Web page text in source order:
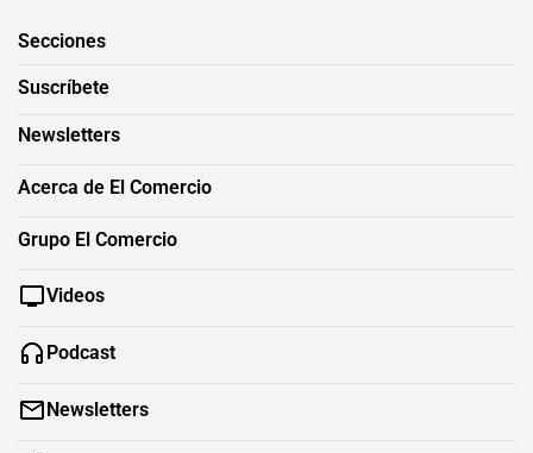
Secciones
Suscríbete
Newsletters
Acerca de El Comercio
Grupo El Comercio
Videos
Podcast
Newsletters